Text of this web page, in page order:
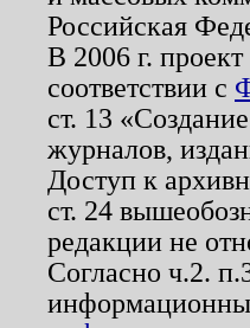
Российская
В 2006 г.
соответствии с
ст. 13
журналов,
Доступ к
ст. 24
редакции не
Согласно ч.2.